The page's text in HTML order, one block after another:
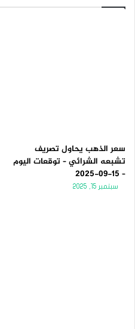
سعر الذهب يحاول تصريف
تشبعه الشرائي – توقعات اليوم
– 15-09-2025
سبتمبر 15, 2025